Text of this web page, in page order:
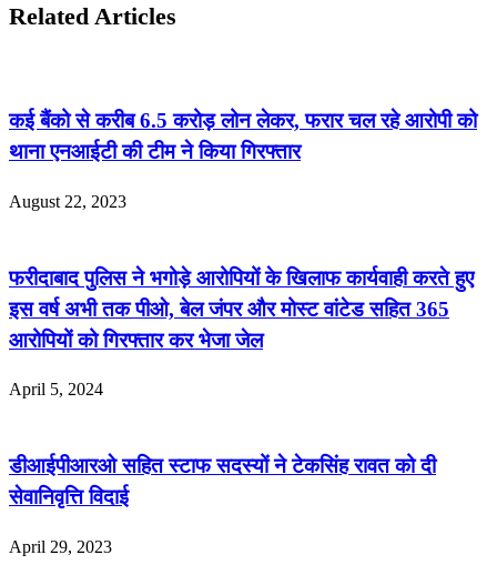
Related Articles
कई बैंको से करीब 6.5 करोड़ लोन लेकर, फरार चल रहे आरोपी को
थाना एनआईटी की टीम ने किया गिरफ्तार
August 22, 2023
फरीदाबाद पुलिस ने भगोड़े आरोपियों के खिलाफ कार्यवाही करते हुए
इस वर्ष अभी तक पीओ, बेल जंपर और मोस्ट वांटेड सहित 365
आरोपियों को गिरफ्तार कर भेजा जेल
April 5, 2024
डीआईपीआरओ सहित स्टाफ सदस्यों ने टेकसिंह रावत को दी
सेवानिवृत्ति विदाई
April 29, 2023